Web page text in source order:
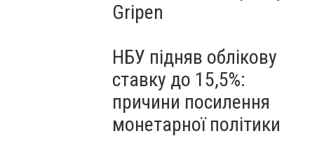
Gripen
НБУ підняв облікову
ставку до 15,5%:
причини посилення
монетарної політики